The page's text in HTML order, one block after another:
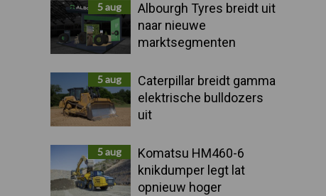
5 aug
Albourgh Tyres breidt uit
naar nieuwe
marktsegmenten
5 aug
Caterpillar breidt gamma
elektrische bulldozers
uit
5 aug
Komatsu HM460-6
knikdumper legt lat
opnieuw hoger